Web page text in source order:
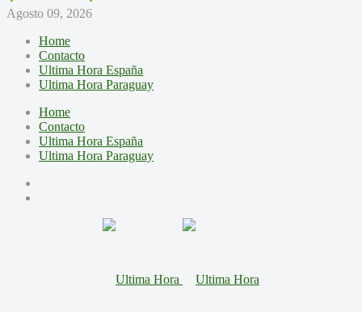
Agosto 09, 2026
Home
Contacto
Ultima Hora España
Ultima Hora Paraguay
Home
Contacto
Ultima Hora España
Ultima Hora Paraguay